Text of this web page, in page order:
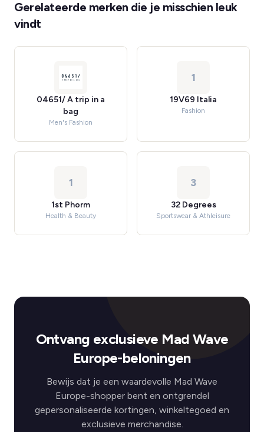
Gerelateerde merken die je misschien leuk
vindt
04651/ A trip in a
bag
Men's Fashion
1
19V69 Italia
Fashion
1
1st Phorm
Health & Beauty
3
32 Degrees
Sportswear & Athleisure
Ontvang exclusieve Mad Wave
Europe-beloningen
Bewijs dat je een waardevolle Mad Wave
Europe-shopper bent en ontgrendel
gepersonaliseerde kortingen, winkeltegoed en
exclusieve merchandise.